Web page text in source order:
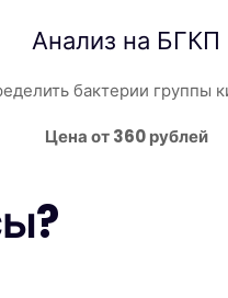
Анализ на БГКП
бактерии группы
Цена от 360 рублей